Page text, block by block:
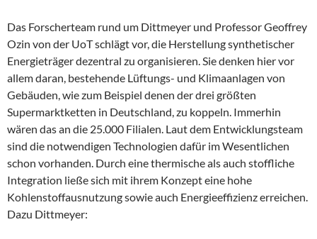
Das Forscherteam rund um Dittmeyer und Professor Geoffrey
Ozin von der UoT schlägt vor, die Herstellung synthetischer
Energieträger dezentral zu organisieren. Sie denken hier vor
allem daran, bestehende Lüftungs- und Klimaanlagen von
Gebäuden, wie zum Beispiel denen der drei größten
Supermarktketten in Deutschland, zu koppeln. Immerhin
wären das an die 25.000 Filialen. Laut dem Entwicklungsteam
sind die notwendigen Technologien dafür im Wesentlichen
schon vorhanden. Durch eine thermische als auch stoffliche
Integration ließe sich mit ihrem Konzept eine hohe
Kohlenstoffausnutzung sowie auch Energieeffizienz erreichen.
Dazu Dittmeyer: